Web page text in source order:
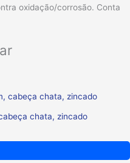
oxidação/corrosão. Conta
chata, zincado